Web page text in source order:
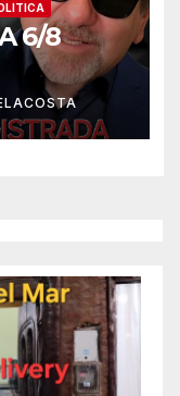
6/8